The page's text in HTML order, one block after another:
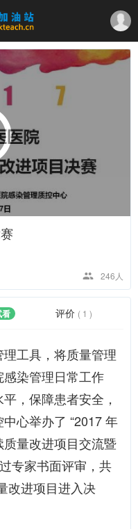
246人
看 评价 ( 1 )
工具，将质量管理
染管理日常工作
，保障患者安全，
心举办了 “2017 年
量改进项目交流暨
专家书面评审，共
改进项目进入决